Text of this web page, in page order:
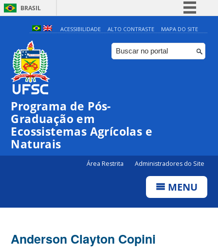
BRASIL
Simplifique!
Comunica BR
Participe
ACESSIBILIDADE ALTO CONTRASTE MAPA DO SITE
Programa de Pós-
Graduação em
Ecossistemas Agrícolas e
Naturais
Área Restrita Administradores do Site
MENU
Anderson Clayton Copini